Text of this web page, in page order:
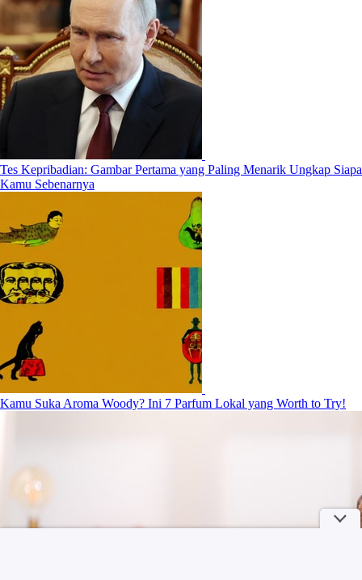
Tes Kepribadian: Gambar Pertama yang Paling Menarik Ungkap Siapa
Kamu Sebenarnya
Kamu Suka Aroma Woody? Ini 7 Parfum Lokal yang Worth to Try!